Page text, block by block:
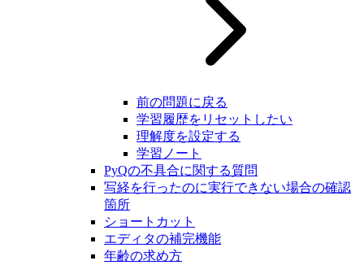
前の問題に戻る
学習履歴をリセットしたい
理解度を設定する
学習ノート
PyQの不具合に関する質問
写経を行ったのに実行できない場合の確認
箇所
ショートカット
エディタの補完機能
年齢の求め方